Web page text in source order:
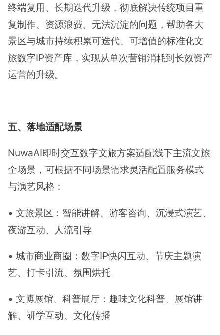
终端复用、长期迭代升级，彻底解决传统项目重
复制作、资源浪费、无法沉淀的问题，帮助各大
景区与城市持续积累可迭代、可增值的标准化文
旅数字IP资产库，实现从单次营销消耗到长效资产
运营的升级。
五、落地适配场景
NuwaAI即时交互数字文旅方案适配线下主流文旅
全场景，可根据不同场景需求灵活配置服务模式
与演艺风格：
• 文旅景区：智能讲解、游客咨询、沉浸式演艺、
夜游互动、人流引导
• 城市商业商圈：数字IP快闪互动、节庆主题演
艺、打卡引流、氛围烘托
• 文博展馆、科普展厅：趣味文化科普、展馆讲
解、研学互动、文化传播